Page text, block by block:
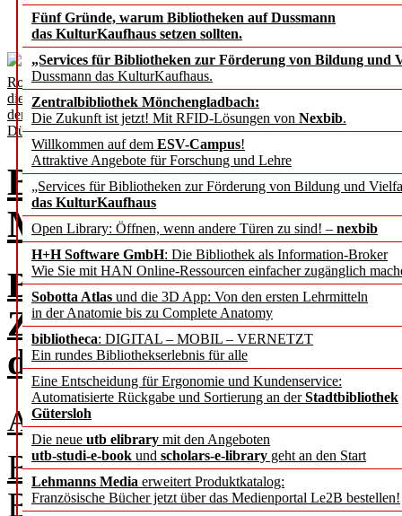
Fünf Gründe, warum Bibliotheken auf Dussmann
das KulturKaufhaus setzen sollten.
„Services für Bibliotheken zur Förderung von Bildung und
Dussmann das KulturKaufhaus.
Zentralbibliothek Mönchengladbach:
Die Zukunft ist jetzt! Mit RFID-Lösungen von Nexbib.
Willkommen auf dem ESV-Campus!
Attraktive Angebote für Forschung und Lehre
„Services für Bibliotheken zur Förderung von Bildung und
das KulturKaufhaus
Open Library: Öffnen, wenn andere Türen zu sind! – nexbib
H+H Software GmbH: Die Bibliothek als Information-Broker
Wie Sie mit HAN Online-Ressourcen einfacher zugänglich
Sobotta Atlas und die 3D App: Von den ersten Lehrmitteln
in der Anatomie bis zu Complete Anatomy
bibliotheca: DIGITAL – MOBIL – VERNETZT
Ein rundes Bibliothekserlebnis für alle
Eine Entscheidung für Ergonomie und Kundenservice:
Automatisierte Rückgabe und Sortierung an derStadtbibliothek
Gütersloh
Die neue utb elibrary mit den Angeboten
utb-studi-e-book und scholars-e-library geht an den Start
Lehmanns Media erweitert Produktkatalog:
Französische Bücher jetzt über das Medienportal Le2B bestellen!
Roboter Nao unterstützt
die Medienpädagogen
der Stadtbüchereien
Düsseldorf.
Bildung für Morgen:
Medienpädagogik
Bericht vom 8. Forum
Zentralbibliothek
der Stadtbüchereien
Anne Jacobs
Bereits zum achten Mal
Bibliothekspädagogik